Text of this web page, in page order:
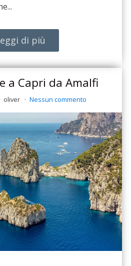
di più
a Capri da Amalfi
oliver Nessun commento